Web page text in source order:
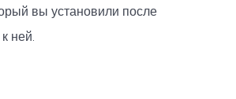
вы установили после
ней.